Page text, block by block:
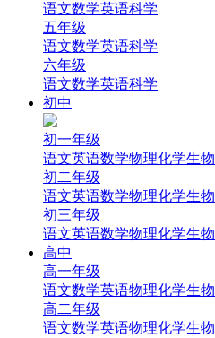
语文数学英语科学
五年级
语文数学英语科学
六年级
语文数学英语科学
初中
初一年级
语文英语数学物理化学生物
初二年级
语文英语数学物理化学生物
初三年级
语文英语数学物理化学生物
高中
高一年级
‌语文‌数学英语‌物理‌化学‌生物
高二年级
‌语文‌数学英语‌物理‌化学‌生物